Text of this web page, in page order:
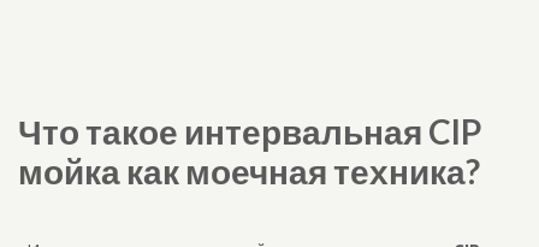
Что такое интервальная CIP
мойка как моечная техника?